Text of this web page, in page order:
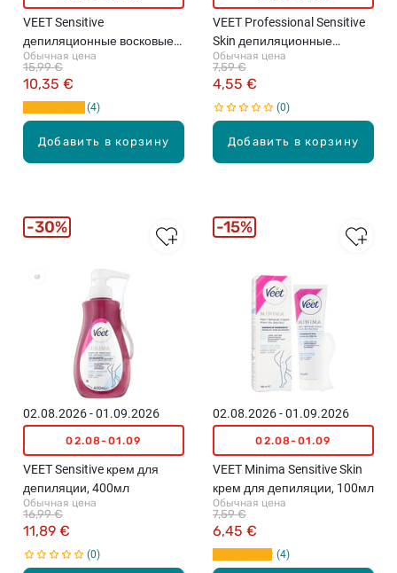
Добавить в корзину
VEET Sensitive
депиляционные восковые
полоски, 40шт.
Обычная цена
10,35 €
15,99 €
4
Добавить в корзину
VEET Professional Sensitive
Skin депиляционные
восковые полоски, 12шт.
Обычная цена
4,55 €
7,59 €
0
02.08.2026 - 01.09.2026
02.08-01.09
VEET Sensitive крем для
депиляции, 400мл
Обычная цена
11,89 €
16,99 €
0
30%
02.08.2026 - 01.09.2026
02.08-01.09
VEET Minima Sensitive Skin
крем для депиляции, 100мл
Обычная цена
6,45 €
7,59 €
4
15%